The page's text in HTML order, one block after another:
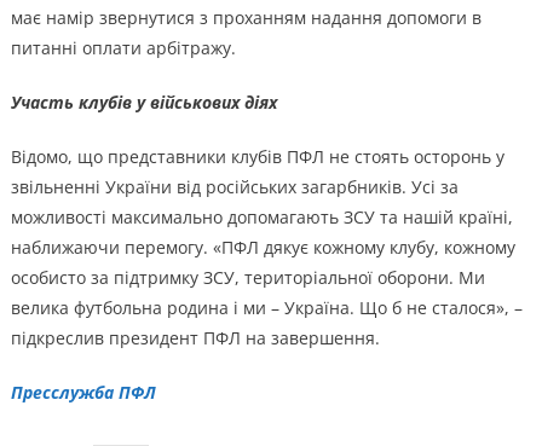
має намір звернутися з проханням надання допомоги в
питанні оплати арбітражу.
Участь клубів у військових діях
Відомо, що представники клубів ПФЛ не стоять осторонь у
звільненні України від російських загарбників. Усі за
можливості максимально допомагають ЗСУ та нашій країні,
наближаючи перемогу. «ПФЛ дякує кожному клубу, кожному
особисто за підтримку ЗСУ, територіальної оборони. Ми
велика футбольна родина і ми – Україна. Що б не сталося», –
підкреслив президент ПФЛ на завершення.
Пресслужба ПФЛ